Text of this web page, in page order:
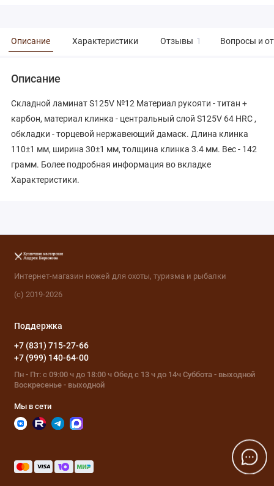
Описание Характеристики Отзывы 1 Вопросы и
Описание
Складной ламинат S125V №12 Материал рукояти - титан +
карбон, материал клинка - центральный слой S125V 64 HRC ,
обкладки - торцевой нержавеющий дамаск. Длина клинка
110±1 мм, ширина 30±1 мм, толщина клинка 3.4 мм. Вес - 142
грамм. Более подробная информация во вкладке
Характеристики.
Интернет-магазин ножей для охоты, туризма и рыбалки
(с) 2019-2026
Поддержка
+7 (831) 715-27-66
+7 (999) 140-64-00
Пн - Пт: с 09:00 ч до 18:00 ч Обед с 13 ч до 14ч Суббота - выходной
Воскресенье - выходной
Мы в сети